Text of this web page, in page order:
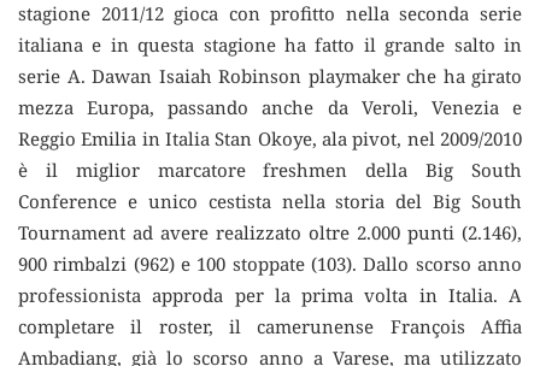
stagione 2011/12 gioca con profitto nella seconda serie
italiana e in questa stagione ha fatto il grande salto in
serie A. Dawan Isaiah Robinson playmaker che ha girato
mezza Europa, passando anche da Veroli, Venezia e
Reggio Emilia in Italia Stan Okoye, ala pivot, nel 2009/2010
è il miglior marcatore freshmen della Big South
Conference e unico cestista nella storia del Big South
Tournament ad avere realizzato oltre 2.000 punti (2.146),
900 rimbalzi (962) e 100 stoppate (103). Dallo scorso anno
professionista approda per la prima volta in Italia. A
completare il roster, il camerunense François Affia
Ambadiang, già lo scorso anno a Varese, ma utilizzato